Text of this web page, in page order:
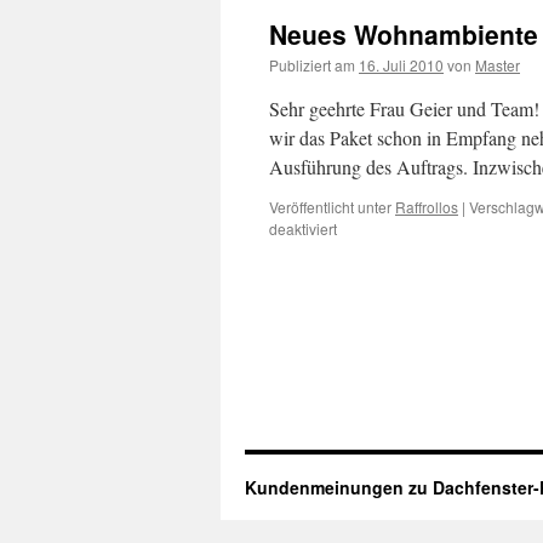
Neues Wohnambiente
Publiziert am 16. Juli 2010 von Master
Sehr geehrte Frau Geier und
wir das Paket schon in Empfang
Ausführung des Auftrags.
Veröffentlicht unter Raffrollos |
deaktiviertfür
Kundenmeinungen zu